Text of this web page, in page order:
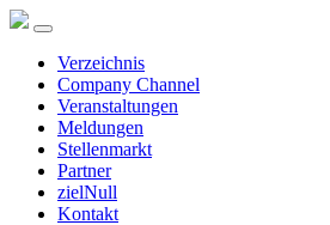
Verzeichnis
Company Channel
Veranstaltungen
Meldungen
Stellenmarkt
Partner
zielNull
Kontakt